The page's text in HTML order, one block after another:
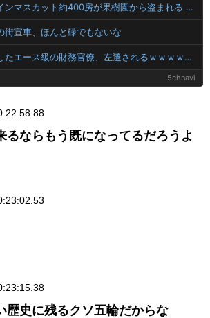
【悲報】今度はシャインマスカット約400房が果樹園から盗まれる 参議院議員「日本人ではないと思う」
街宣車、ほんと碌でもないな
【朗報】減税に反対したエース級の財務官僚、左遷されるｗｗｗｗｗｗ
5chnavi
るならもう既になってるだろうよ
歴史に残るクソ五輪だからな